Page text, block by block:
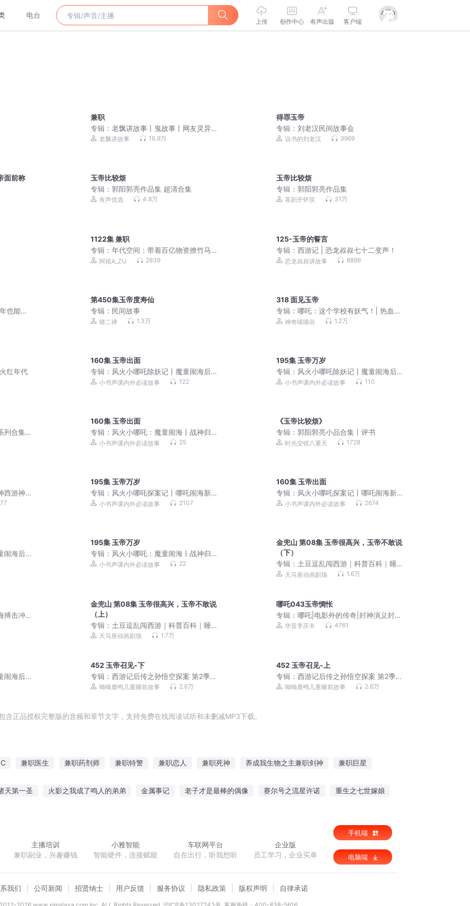
电台
上传 创作中心 有声出版 客户端
兼职
专辑：老飘讲故事丨鬼故事丨网友灵异
经历老飘讲故事 16.9万
得罪玉帝
专辑：刘老汉民间故事会
说书的刘老汉 9969
面前称
玉帝比较烦
专辑：郭阳郭亮作品集 超清合集
有声优选 4.8万
玉帝比较烦
专辑：郭阳郭亮作品集
喜剧开怀笑 31万
1122集 兼职
专辑：年代空间：带着百亿物资撩竹马|
穿越七零|爆笑欢脱甜宠种田文|真人多人
阿祖A_ZU 2839
125-玉帝的誓言
专辑：西游记 | 恐龙叔叔七十二变声！
恐龙叔叔讲故事 8899
也能变
第450集玉帝度寿仙
专辑： 民间故事
猪二禅 1.3万
318 面见玉帝
专辑：哪吒：这个学校有妖气！| 热血成
长 | 爆笑日常
神奇喵喵谷 1.2万
红年代
160集 玉帝出面
专辑： 风火小哪吒除妖记丨魔童闹海后
续新篇章丨儿童神话故事
小书声课内外必读故事 122
195集 玉帝万岁
专辑： 风火小哪吒除妖记丨魔童闹海后
续新篇章丨儿童神话故事
小书声课内外必读故事 110
列合集
160集 玉帝出面
专辑： 风火小哪吒：魔童闹海丨战神归
来火力全开丨儿童广播剧
小书声课内外必读故事 25
《玉帝比较烦》
专辑：郭阳郭亮小品合集丨评书
时光交错八重天 1728
西游神
孩子
195集 玉帝万岁
专辑： 风火小哪吒探案记丨哪吒闹海新
传丨封神西游神话儿童剧
小书声课内外必读故事 2107
160集 玉帝出面
专辑： 风火小哪吒探案记丨哪吒闹海新
传丨封神西游神话儿童剧
小书声课内外必读故事 2674
闹海后
195集 玉帝万岁
专辑： 风火小哪吒：魔童闹海丨战神归
来火力全开丨儿童广播剧
小书声课内外必读故事 22
金兜山 第08集 玉帝很高兴，玉帝不敢说
（下）
专辑： 土豆逗乱闯西游｜科普百科｜睡
前故事
天马座动画剧场 1.6万
搏击冲
金兜山 第08集 玉帝很高兴，玉帝不敢说
（上）
专辑： 土豆逗乱闯西游｜科普百科｜睡
前故事
天马座动画剧场 1.7万
哪吒043玉帝惆怅
专辑：哪吒|电影外的传奇|封神演义封神
榜精华|李庆丰评书
华音李庆丰 4761
闹海后
452 玉帝召见-下
专辑：西游记后传之孙悟空探案 第2季 |
儿童睡前故事
呦呦鹿鸣儿童睡前故事 2.6万
452 玉帝召见-上
专辑：西游记后传之孙悟空探案 第2季 |
儿童睡前故事
呦呦鹿鸣儿童睡前故事 2.6万
正品授权完整版的音频和章节文字，支持免费在线阅读试听和未删减MP3下载。
兼职医生 兼职药剂师 兼职特警 兼职恋人 兼职死神 养成我生物之主兼职剑神 兼职巨星
天第一圣 火影之我成了鸣人的弟弟 金属事记 老子才是最棒的偶像 赛尔号之流星许诺 重生之七世嫁娘
主播培训
兼职副业，兴趣赚钱
小雅智能
智能硬件，连接赋能
车联网平台
自在出行，听我想听
企业版
员工学习，企业买单
手机端
电脑端
我们 公司新闻 招贤纳士 用户反馈 服务协议 隐私政策 版权声明 自律承诺